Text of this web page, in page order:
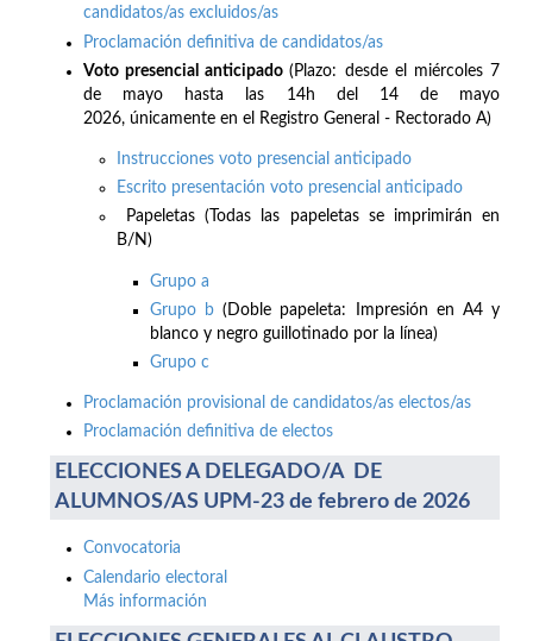
candidatos/as excluidos/as
Proclamación definitiva de candidatos/as
Voto presencial anticipado(Plazo: desde el miércoles 7
de mayo hasta las 14h del 14 de mayo
2026, únicamente en el Registro General - Rectorado A)
Instrucciones voto presencial anticipado
Escrito presentación voto presencial anticipado
Papeletas (Todas las papeletas se imprimirán en
B/N)
Grupo a
Grupo b (Doble papeleta: Impresión en A4 y
blanco y negro guillotinado por la línea)
Grupo c
Proclamación provisional de candidatos/as electos/as
Proclamación definitiva de electos
ELECCIONES A DELEGADO/A DE
ALUMNOS/AS UPM-23 de febrero de 2026
Convocatoria
Calendario electoral
Más información